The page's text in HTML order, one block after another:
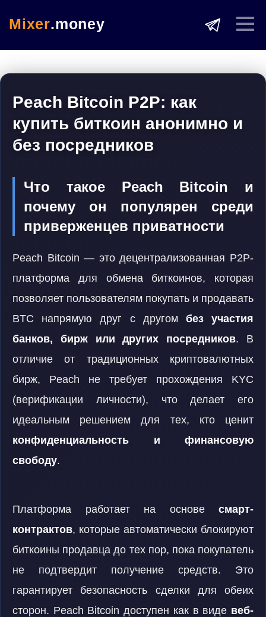
Mixer.money
Peach Bitcoin P2P: как
купить биткоин анонимно и
без посредников
Что такое Peach Bitcoin и
почему он популярен среди
приверженцев приватности
Peach Bitcoin — это децентрализованная P2P-
платформа для обмена биткоинов, которая
позволяет пользователям покупать и продавать
BTC напрямую друг с другом без участия
банков, бирж или других посредников. В
отличие от традиционных криптовалютных
бирж, Peach не требует прохождения KYC
(верификации личности), что делает его
идеальным решением для тех, кто ценит
конфиденциальность и финансовую
свободу.
Платформа работает на основе смарт-
контрактов, которые автоматически блокируют
биткоины продавца до тех пор, пока покупатель
не подтвердит получение средств. Это
гарантирует безопасность сделки для обеих
сторон. Peach Bitcoin доступен как в виде веб-